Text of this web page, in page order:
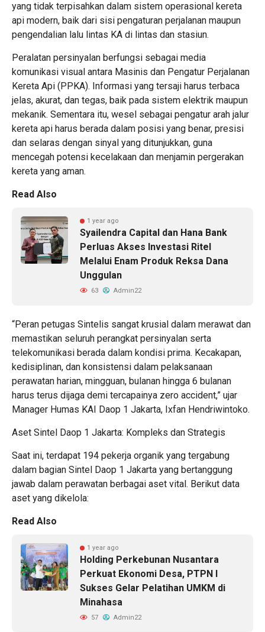
yang tidak terpisahkan dalam sistem operasional kereta
api modern, baik dari sisi pengaturan perjalanan maupun
pengendalian lalu lintas KA di lintas dan stasiun.
Peralatan persinyalan berfungsi sebagai media
komunikasi visual antara Masinis dan Pengatur Perjalanan
Kereta Api (PPKA). Informasi yang tersaji harus terbaca
jelas, akurat, dan tegas, baik pada sistem elektrik maupun
mekanik. Sementara itu, wesel sebagai pengatur arah jalur
kereta api harus berada dalam posisi yang benar, presisi
dan selaras dengan sinyal yang ditunjukkan, guna
mencegah potensi kecelakaan dan menjamin pergerakan
kereta yang aman.
Read Also
1 year ago
Syailendra Capital dan Hana Bank
Perluas Akses Investasi Ritel
Melalui Enam Produk Reksa Dana
Unggulan
63 Admin22
“Peran petugas Sintelis sangat krusial dalam merawat dan
memastikan seluruh perangkat persinyalan serta
telekomunikasi berada dalam kondisi prima. Kecakapan,
kedisiplinan, dan konsistensi dalam pelaksanaan
perawatan harian, mingguan, bulanan hingga 6 bulanan
harus terus dijaga demi tercapainya zero accident,” ujar
Manager Humas KAI Daop 1 Jakarta, Ixfan Hendriwintoko.
Aset Sintel Daop 1 Jakarta: Kompleks dan Strategis
Saat ini, terdapat 194 pekerja organik yang tergabung
dalam bagian Sintel Daop 1 Jakarta yang bertanggung
jawab dalam perawatan berbagai aset vital. Berikut data
aset yang dikelola:
Read Also
1 year ago
Holding Perkebunan Nusantara
Perkuat Ekonomi Desa, PTPN I
Sukses Gelar Pelatihan UMKM di
Minahasa
57 Admin22